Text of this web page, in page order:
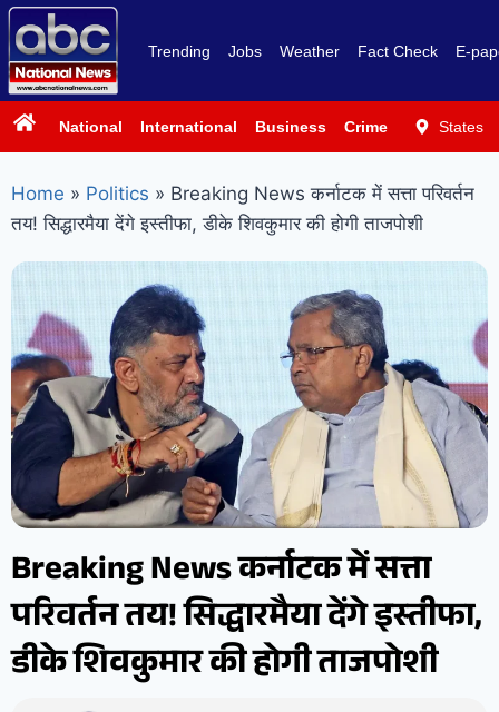
Trending Jobs Weather Fact Check E-
National International Business Crime PoliticsStates
Home » Politics » Breaking News कर्नाटक में सत्ता परिवर्तन
तय! सिद्धारमैया देंगे इस्तीफा, डीके शिवकुमार की होगी ताजपोशी
Breaking News कर्नाटक में सत्ता
परिवर्तन तय! सिद्धारमैया देंगे इस्तीफा,
डीके शिवकुमार की होगी ताजपोशी